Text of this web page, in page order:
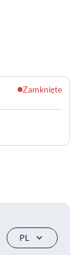
Zamknięte